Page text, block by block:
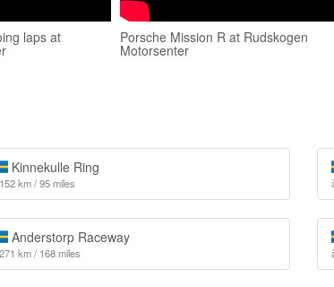
laps at Porsche Mission R at Rudskogen
Motorsenter
Kinnekulle Ring
km / 95 miles
Anderstorp Raceway
km / 168 miles